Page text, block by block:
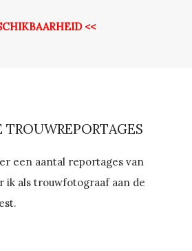
<<
een aantal reportages van
ik als trouwfotograaf aan de